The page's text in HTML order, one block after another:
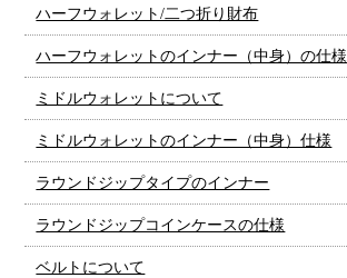
ハーフウォレット/二つ折り財布
ハーフウォレットのインナー（中身）の仕様
ミドルウォレットについて
ミドルウォレットのインナー（中身）仕様
ラウンドジップタイプのインナー
ラウンドジップコインケースの仕様
ベルトについて